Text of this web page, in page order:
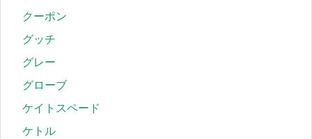
クーポン
グッチ
グレー
グローブ
ケイトスペード
ケトル